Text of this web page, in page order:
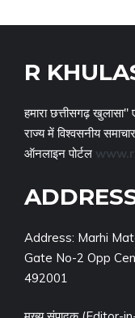
R
हमारा छत्तीसगढ़
राज्य में विश्वसनीय
ऑनलाइन पोर्टल
Address: Marhi
Gate No-2 Opp
492001